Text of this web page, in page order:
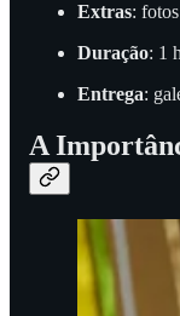
Extras:
Duração: 1
Entrega:
A